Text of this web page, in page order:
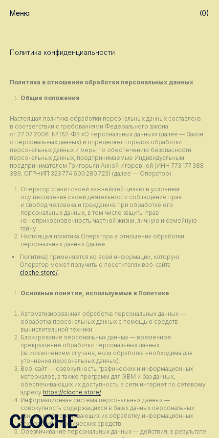
(0)
Меню
Политика конфиденциальности
Политика в отношении обработки персональных данных
Общие положения
Настоящая политика обработки персональных данных составлена
в соответствии с требованиями Федерального закона
от 27.07.2006. № 152-ФЗ «О персональных данных» (далее — Закон
о персональных данных) и определяет порядок обработки
персональных данных и меры по обеспечению безопасности
персональных данных, предпринимаемые Индивидуальным
предпринимателем Григорьян Анной Игоревной (ИНН 773 177 388
389, ОГРНИП 323 774 600 280 723) (далее — Оператор).
Оператор ставит своей важнейшей целью и условием
осуществления своей деятельности соблюдение прав
и свобод человека и гражданина при обработке его
персональных данных, в том числе защиты прав
на неприкосновенность частной жизни, личную и семейную
тайну.
Настоящая политика Оператора в отношении обработки
персональных данных (далее
Политика) применяется ко всей информации, которую
Оператор может получить о посетителях веб-сайта
cloche.store/.
Основные понятия, используемые в Политике
Автоматизированная обработка персональных данных —
обработка персональных данных с помощью средств
вычислительной техники.
Блокирование персональных данных — временное
прекращение обработки персональных данных
(за исключением случаев, если обработка необходима для
уточнения персональных данных).
Веб-сайт — совокупность графических и информационных
материалов, а также программ для ЭВМ и баз данных,
обеспечивающих их доступность в сети интернет по сетевому
адресу https://cloche.store/
Информационная система персональных данных —
совокупность содержащихся в базах данных персональных
данных и обеспечивающих их обработку информационных
технологий и технических средств.
Обезличивание персональных данных — действия, в результате